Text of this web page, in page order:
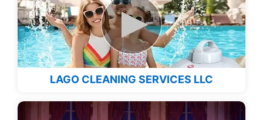
LAGO CLEANING SERVICES LLC